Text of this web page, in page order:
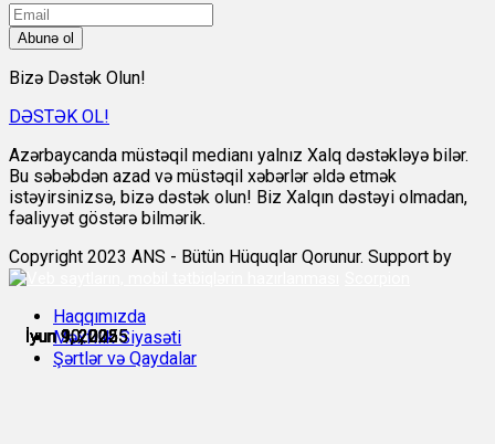
İyun 9, 2025
İyun 9, 2025
İyun 9, 2025
İyun 9, 2025
İyun 10, 2025
İyun 10, 2025
Abunə ol
Bizə Dəstək Olun!
DƏSTƏK OL!
Azərbaycanda müstəqil medianı yalnız Xalq dəstəkləyə bilər.
Bu səbəbdən azad və müstəqil xəbərlər əldə etmək
istəyirsinizsə, bizə dəstək olun! Biz Xalqın dəstəyi olmadan,
fəaliyyət göstərə bilmərik.
Copyright 2023 ANS - Bütün Hüquqlar Qorunur. Support by
Haqqımızda
Məxfilik Siyasəti
Şərtlər və Qaydalar